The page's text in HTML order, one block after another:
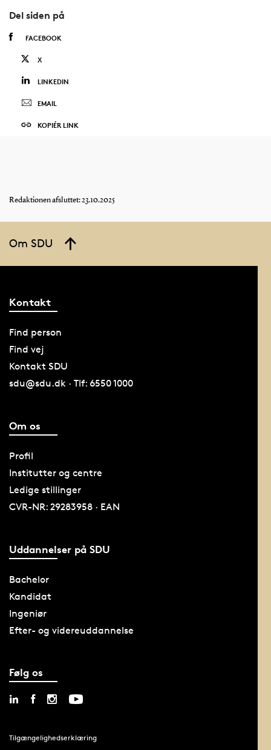
Del siden på
FACEBOOK
X
LINKEDIN
EMAIL
KOPIÉR LINK
Redaktionen afsluttet: 23.10.2025
Om SDU
Kontakt
Find person
Find vej
Kontakt SDU
sdu@sdu.dk · Tlf: 6550 1000
Om os
Profil
Institutter og centre
Ledige stillinger
CVR-NR: 29283958 · EAN
Uddannelser på SDU
Bachelor
Kandidat
Ingeniør
Efter- og videreuddannelse
Følg os
Tilgængelighedserklæring